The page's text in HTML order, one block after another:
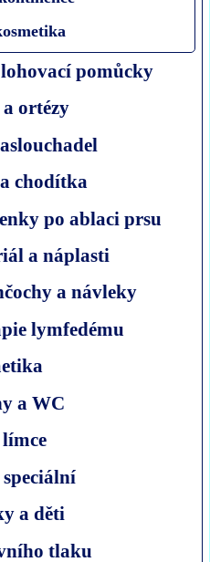
pomůcky
ortézy
chodítka
po ablaci prsu
a náplasti
a návleky
lymfedému
a WC
a děti
tlaku